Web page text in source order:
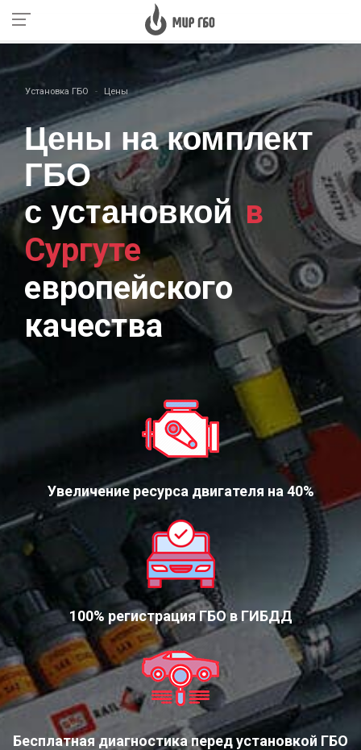
Установка ГБО Цены
Цены на комплект
ГБО
с установкой в
Сургуте
европейского
качества
Увеличение ресурса двигателя на 40%
100% регистрация ГБО в ГИБДД
Бесплатная диагностика перед установкой ГБО